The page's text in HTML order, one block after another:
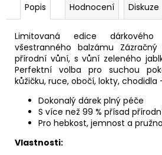
Popis Hodnocení Diskuze
Limitovaná edice dárkového
všestranného balzámu
přírodní vůní, s vůní zeleného
Perfektní volba pro suchou
kůžičku, ruce, obočí, lokty, chodidla
Dokonalý dárek plný péče
S více než 99 % přísad
Pro hebkost, jemnost a
Vlastnosti: